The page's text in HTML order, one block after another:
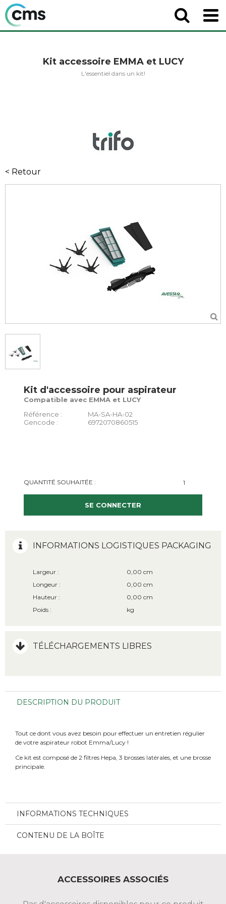
Kit accessoire EMMA et LUCY
L'essentiel dans un kit!
< Retour
Kit d'accessoire pour aspirateur
Compatible avec EMMA et LUCY
Référence :
MA-SA-HA-02
Gencode :
6972070860515
QUANTITÉ SOUHAITÉE :
SE CONNECTER
INFORMATIONS LOGISTIQUES PACKAGING
Largeur :
0,00 cm
Longeur :
0,00 cm
Hauteur :
0,00 cm
Poids :
kg
TÉLÉCHARGEMENTS LIBRES
DESCRIPTION DU PRODUIT
Tout ce dont vous avez besoin pour effectuer un entretien régulier
de votre aspirateur robot Emma/Lucy !
Ce kit est composé de 2 filtres Hepa, 3 brosses latérales, et une brosse
principale.
INFORMATIONS TECHNIQUES
CONTENU DE LA BOÎTE
ACCESSOIRES ASSOCIÉS